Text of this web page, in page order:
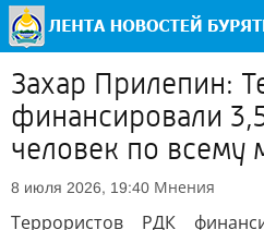
Захар Прилепин:
финансировали
человек по всему
8 июля 2026, 19:40 Мнения
Террористов РДК